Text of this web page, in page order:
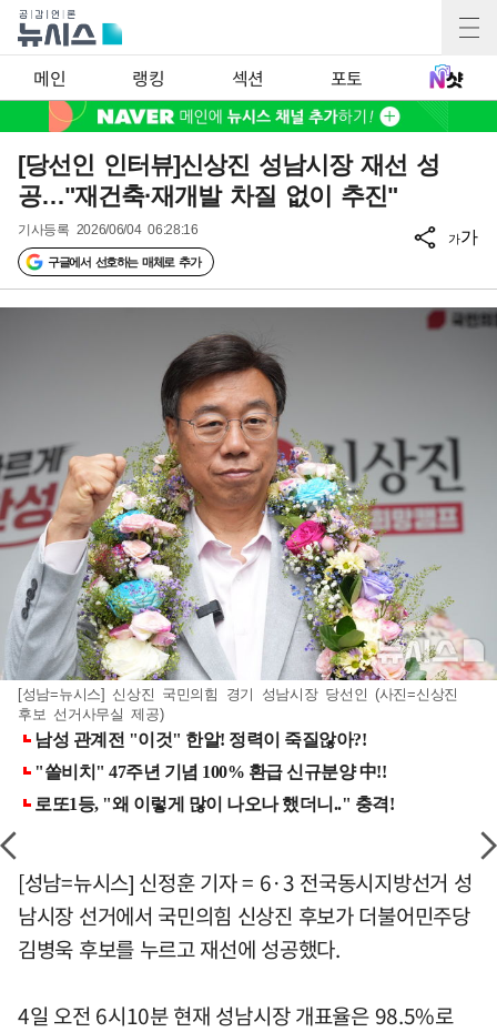
메인 랭킹 섹션 포토
[당선인 인터뷰]신상진 성남시장 재선 성
공…"재건축·재개발 차질 없이 추진"
기사등록 2026/06/04 06:28:16
구글에서 선호하는 매체로 추가
가가
[성남=뉴시스] 신상진 국민의힘 경기 성남시장 당선인 (사진=신상진
후보 선거사무실 제공)
[성남=뉴시스] 신정훈 기자 = 6·3 전국동시지방선거 성
남시장 선거에서 국민의힘 신상진 후보가 더불어민주당
김병욱 후보를 누르고 재선에 성공했다.
4일 오전 6시10분 현재 성남시장 개표율은 98.5%로